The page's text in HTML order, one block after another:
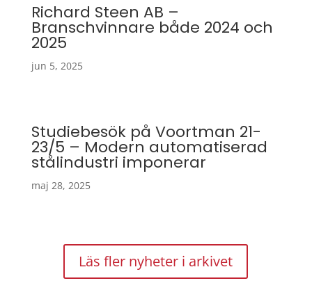
Richard Steen AB –
Branschvinnare både 2024 och
2025
jun 5, 2025
Studiebesök på Voortman 21-
23/5 – Modern automatiserad
stålindustri imponerar
maj 28, 2025
Läs fler nyheter i arkivet